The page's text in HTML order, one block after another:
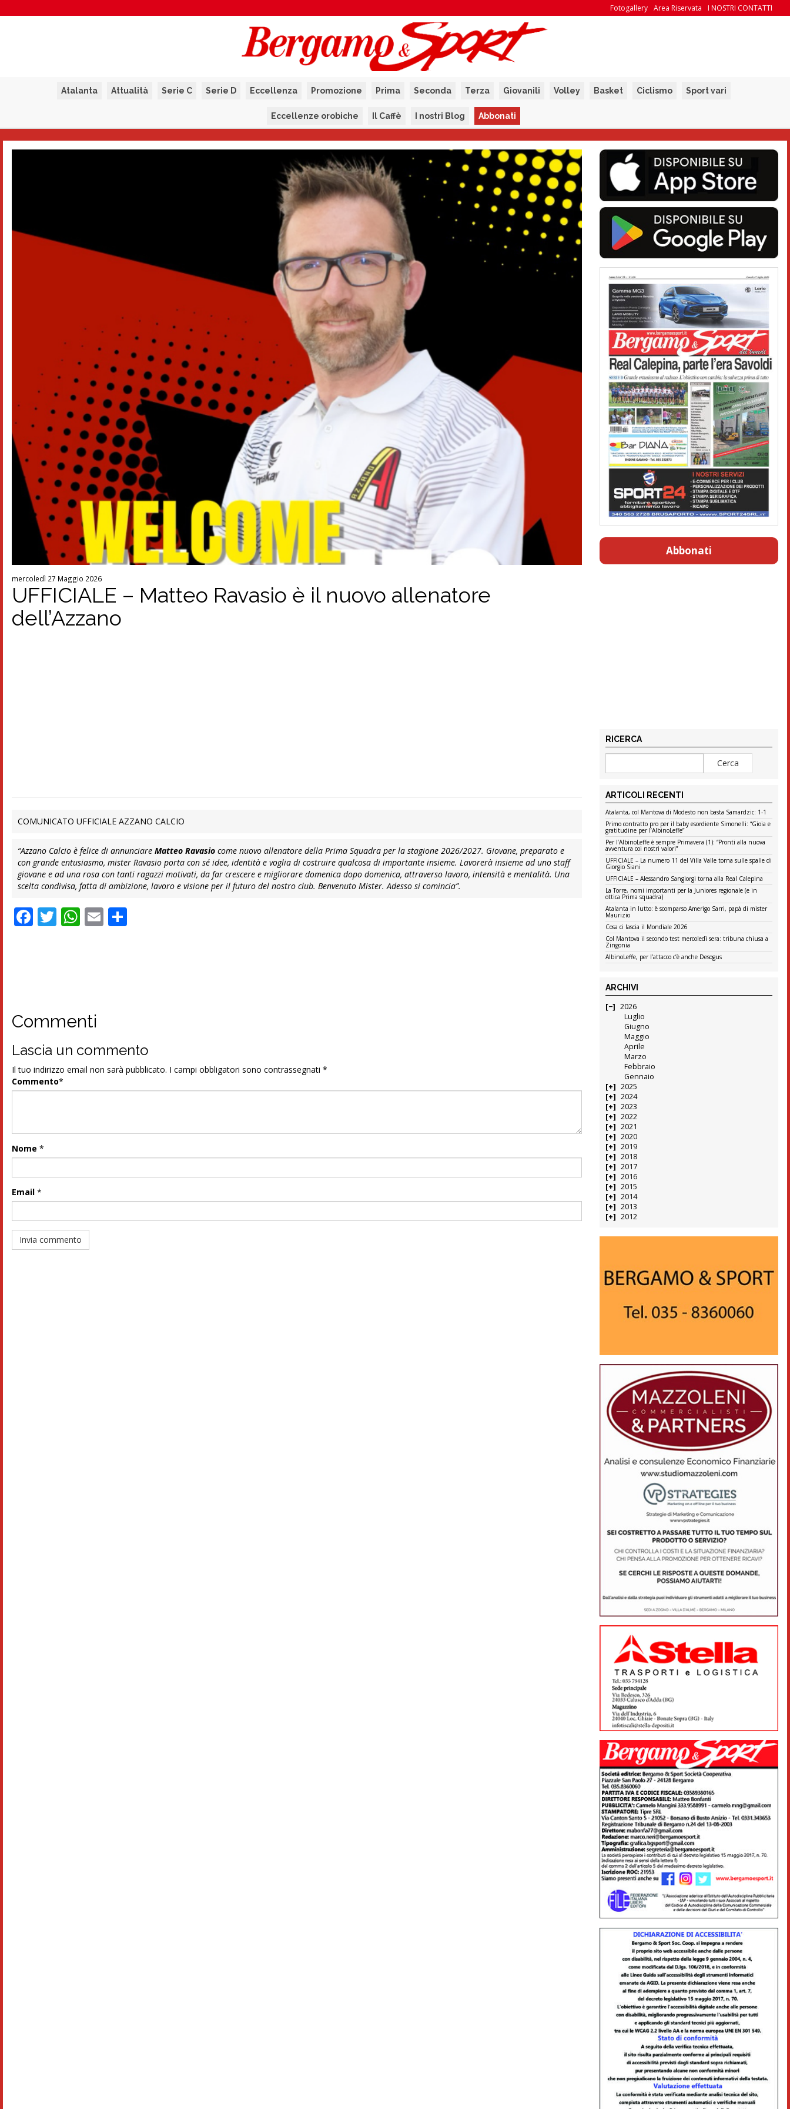
I NOSTRI CONTATTI
Area Riservata
Fotogallery
Atalanta Attualità Serie C Serie D Eccellenza Promozione Prima Seconda Terza Giovanili Volley Basket Ciclismo Sport vari
Eccellenze orobiche Il Caffè I nostri Blog Abbonati
mercoledì 27 Maggio 2026
UFFICIALE – Matteo Ravasio è il nuovo allenatore
dell’Azzano
COMUNICATO UFFICIALE AZZANO CALCIO
“Azzano Calcio è felice di annunciareMatteo Ravasio come nuovo allenatore della Prima Squadra per la stagione 2026/2027. Giovane, preparato e
con grande entusiasmo, mister Ravasio porta con sé idee, identità e voglia di costruire qualcosa di importante insieme. Lavorerà insieme ad uno staff
giovane e ad una rosa con tanti ragazzi motivati, da far crescere e migliorare domenica dopo domenica, attraverso lavoro, intensità e mentalità. Una
scelta condivisa, fatta di ambizione, lavoro e visione per il futuro del nostro club. Benvenuto Mister. Adesso si comincia”.
Facebook
Twitter
WhatsApp
Email
Commenti
Lascia un commento
Il tuo indirizzo email non sarà pubblicato. I campi obbligatori sono contrassegnati*
Commento*
Nome *
Email *
Abbonati
RICERCA
ARTICOLI RECENTI
Atalanta, col Mantova di Modesto non basta Samardzic: 1-1
Primo contratto pro per il baby esordiente Simonelli: “Gioia e
gratitudine per l’AlbinoLeffe”
Per l’AlbinoLeffe è sempre Primavera (1): “Pronti alla nuova
avventura coi nostri valori”
UFFICIALE – La numero 11 del Villa Valle torna sulle spalle di
Giorgio Siani
UFFICIALE – Alessandro Sangiorgi torna alla Real Calepina
La Torre, nomi importanti per la Juniores regionale (e in
ottica Prima squadra)
Atalanta in lutto: è scomparso Amerigo Sarri, papà di mister
Maurizio
Cosa ci lascia il Mondiale 2026
Col Mantova il secondo test mercoledì sera: tribuna chiusa a
Zingonia
AlbinoLeffe, per l’attacco c’è anche Desogus
ARCHIVI
2026
Luglio
Giugno
Maggio
Aprile
Marzo
Febbraio
Gennaio
2025
2024
2023
2022
2021
2020
2019
2018
2017
2016
2015
2014
2013
2012